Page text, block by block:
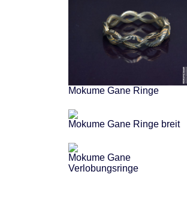
Mokume Gane Ringe
Mokume Gane Ringe breit
Mokume Gane
Verlobungsringe